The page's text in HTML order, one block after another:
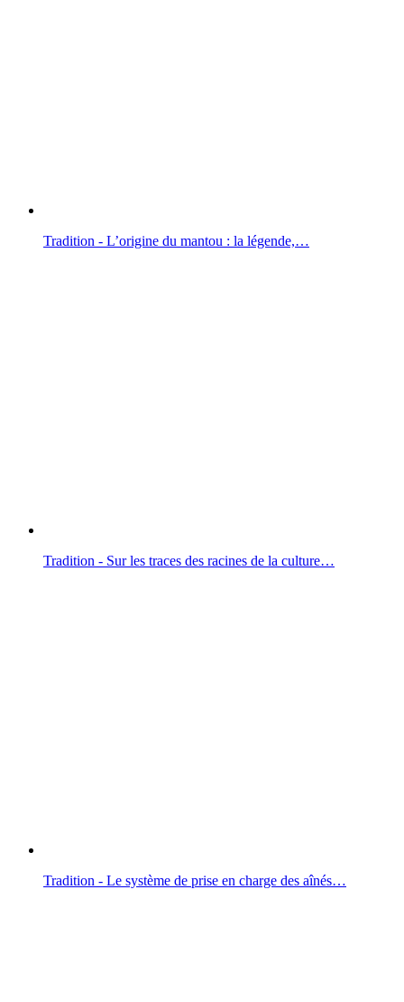
Tradition - L’origine du mantou : la légende,…
Tradition - Sur les traces des racines de la culture…
Tradition - Le système de prise en charge des aînés…